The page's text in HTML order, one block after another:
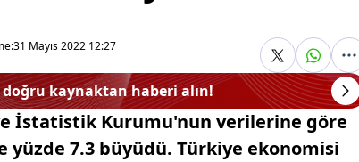
31 Mayıs 2022 12:27
doğru kaynaktan haberi alın!
İstatistik Kurumu'nun verilerine göre
yüzde 7.3 büyüdü. Türkiye ekonomisi